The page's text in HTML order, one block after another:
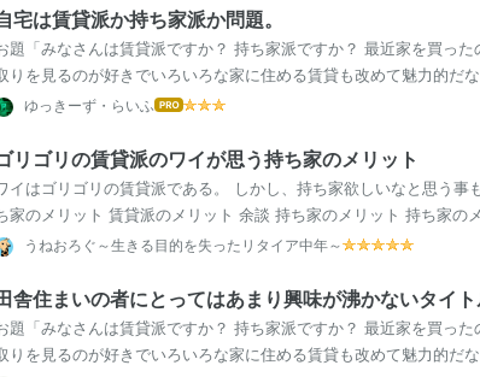
宅は賃貸派か持ち家派か問題。
題「みなさんは賃貸派ですか？ 持ち家派ですか？ 最近家を買った
りを見るのが好きでいろいろな家に住める賃貸も改めて魅力的だ
んはどちらですか？」 これって男女の友情は…
ゆっきーず・らいふはて
ログ
Pro
リゴリの賃貸派のワイが思う持ち家のメリット
イはゴリゴリの賃貸派である。 しかし、持ち家欲しいなと思う事
家のメリット 賃貸派のメリット 余談 持ち家のメリット 持ち家の
あるが 改造が自由 ペット飼える 庭(あれ…
うねおろぐ～生きる目的を失ったリタイア中年～
舎住まいの者にとってはあまり興味が沸かないタイト
題「みなさんは賃貸派ですか？ 持ち家派ですか？ 最近家を買った
りを見るのが好きでいろいろな家に住める賃貸も改めて魅力的だ